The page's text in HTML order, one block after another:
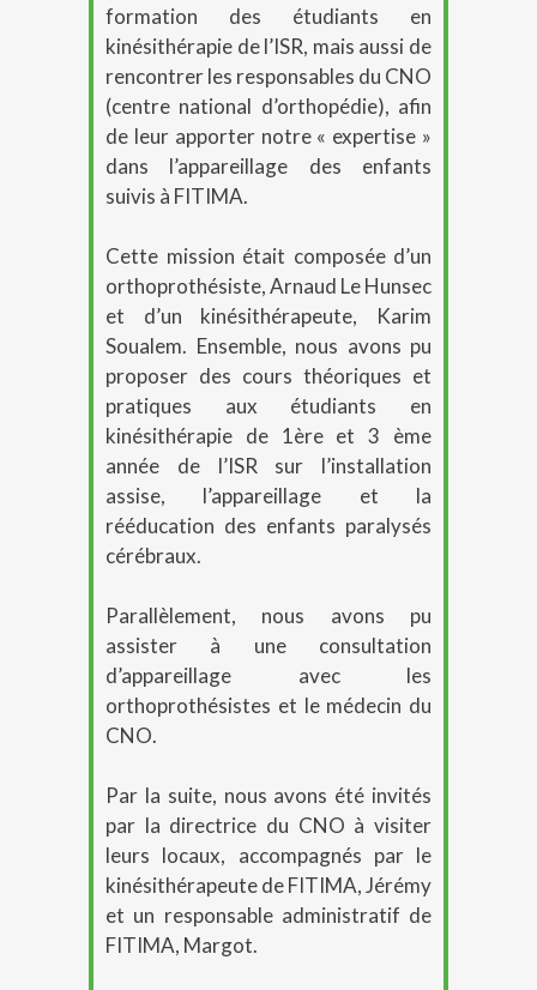
formation des étudiants en
kinésithérapie de l’ISR, mais aussi de
rencontrer les responsables du CNO
(centre national d’orthopédie), afin
de leur apporter notre « expertise »
dans l’appareillage des enfants
suivis à FITIMA.
Cette mission était composée d’un
orthoprothésiste, Arnaud Le Hunsec
et d’un kinésithérapeute, Karim
Soualem. Ensemble, nous avons pu
proposer des cours théoriques et
pratiques aux étudiants en
kinésithérapie de 1ère et 3 ème
année de l’ISR sur l’installation
assise, l’appareillage et la
rééducation des enfants paralysés
cérébraux.
Parallèlement, nous avons pu
assister à une consultation
d’appareillage avec les
orthoprothésistes et le médecin du
CNO.
Par la suite, nous avons été invités
par la directrice du CNO à visiter
leurs locaux, accompagnés par le
kinésithérapeute de FITIMA, Jérémy
et un responsable administratif de
FITIMA, Margot.